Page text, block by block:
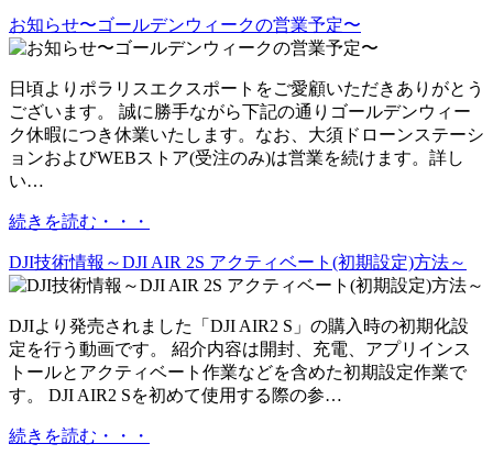
お知らせ〜ゴールデンウィークの営業予定〜
日頃よりポラリスエクスポートをご愛顧いただきありがとう
ございます。 誠に勝手ながら下記の通りゴールデンウィー
ク休暇につき休業いたします。なお、大須ドローンステーシ
ョンおよびWEBストア(受注のみ)は営業を続けます。詳し
い…
続きを読む・・・
DJI技術情報～DJI AIR 2S アクティベート(初期設定)方法～
DJIより発売されました「DJI AIR2 S」の購入時の初期化設
定を行う動画です。 紹介内容は開封、充電、アプリインス
トールとアクティベート作業などを含めた初期設定作業で
す。 DJI AIR2 Sを初めて使用する際の参…
続きを読む・・・